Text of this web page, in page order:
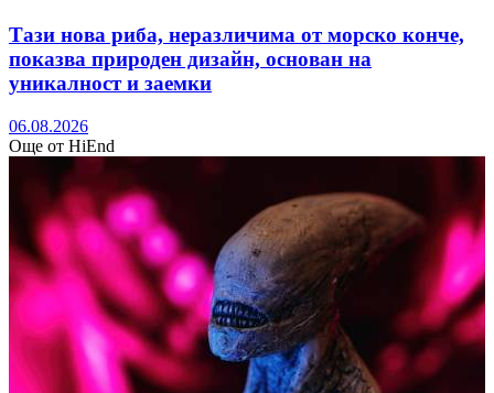
Тази нова риба, неразличима от морско конче,
показва природен дизайн, основан на
уникалност и заемки
06.08.2026
Още от HiEnd